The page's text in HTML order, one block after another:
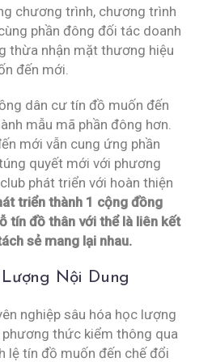
chương trình, chương trình
phần đông đối tác doanh
thừa nhận mặt thương hiệu
đến mới.
dân cư tín đồ muốn đến
mẫu mã phần đông hơn.
mới vẫn cung ứng phần
quyết mới với phương
phát triển với hoàn thiện
triển thành 1 cộng đồng
tín đồ thân với thể là liên kết
sẻ mang lại nhau.
Nội Dung
nghiệp sâu hóa học lượng
thức kiểm thông qua
lệ tín đồ muốn đến chế đổi